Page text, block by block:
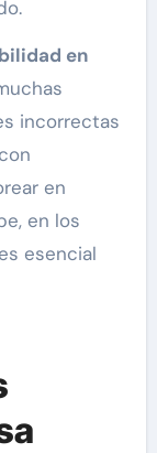
en
incorrectas
en
en los
esencial